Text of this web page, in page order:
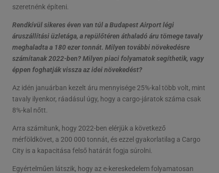
szeretnénk építeni.
Rendkívül sikeres éven van túl a Budapest Airport légi
áruszállítási üzletága, a repülőtéren áthaladó áru tömege tavaly
meghaladta a 180 ezer tonnát. Milyen további növekedésre
számítanak 2022-ben? Milyen piaci folyamatok segíthetik, vagy
éppen foghatják vissza az idei növekedést?
Az idén januárban kezelt áru mennyisége 25%-kal több volt, mint
tavaly ilyenkor, ráadásul úgy, hogy a cargo-járatok száma csak
8%-kal nőtt.
Arra számítunk, hogy 2022-ben elérjük a következő
mérföldkövet, a 200 000 tonnát, és ezzel gyakorlatilag a Cargo
City is a kapacitása felső határát fogja súrolni.
Egyértelműen látszik, hogy az e-kereskedelem folyamatosan